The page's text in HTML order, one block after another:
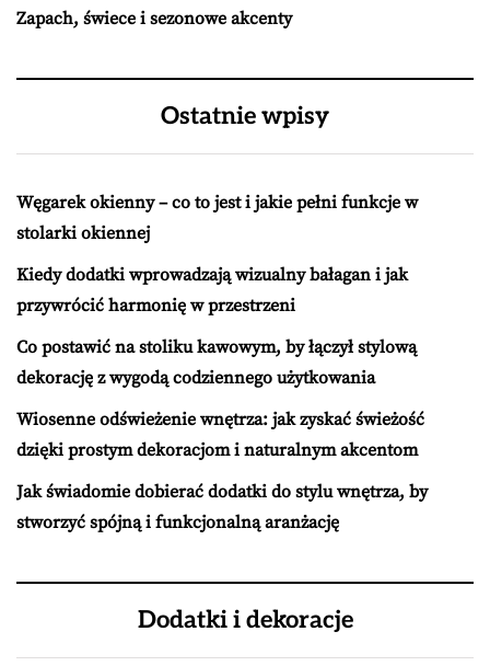
Zapach, świece i sezonowe akcenty
Ostatnie wpisy
Węgarek okienny – co to jest i jakie pełni funkcje w
stolarki okiennej
Kiedy dodatki wprowadzają wizualny bałagan i jak
przywrócić harmonię w przestrzeni
Co postawić na stoliku kawowym, by łączył stylową
dekorację z wygodą codziennego użytkowania
Wiosenne odświeżenie wnętrza: jak zyskać świeżość
dzięki prostym dekoracjom i naturalnym akcentom
Jak świadomie dobierać dodatki do stylu wnętrza, by
stworzyć spójną i funkcjonalną aranżację
Dodatki i dekoracje